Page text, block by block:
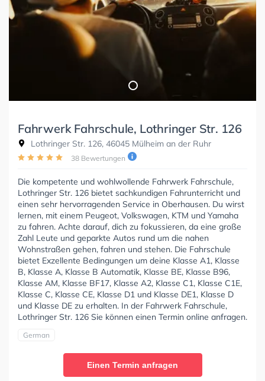
Fahrwerk Fahrschule, Lothringer Str. 126
Lothringer Str. 126, 46045 Mülheim an der Ruhr
38 Bewertungen
Die kompetente und wohlwollende Fahrwerk Fahrschule,
Lothringer Str. 126 bietet sachkundigen Fahrunterricht und
einen sehr hervorragenden Service in Oberhausen. Du wirst
lernen, mit einem Peugeot, Volkswagen, KTM und Yamaha
zu fahren. Achte darauf, dich zu fokussieren, da eine große
Zahl Leute und geparkte Autos rund um die nahen
Wohnstraßen gehen, fahren und stehen. Die Fahrschule
bietet Exzellente Bedingungen um deine Klasse A1, Klasse
B, Klasse A, Klasse B Automatik, Klasse BE, Klasse B96,
Klasse AM, Klasse BF17, Klasse A2, Klasse C1, Klasse C1E,
Klasse C, Klasse CE, Klasse D1 und Klasse DE1, Klasse D
und Klasse DE zu erhalten. In der Fahrwerk Fahrschule,
Lothringer Str. 126 Sie können einen Termin online anfragen.
German
Einen Termin anfragen